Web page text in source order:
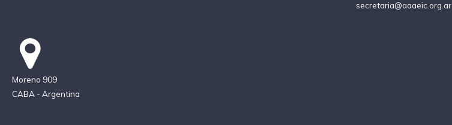
secretaria@aaaeic.org.ar
Moreno 909
CABA - Argentina